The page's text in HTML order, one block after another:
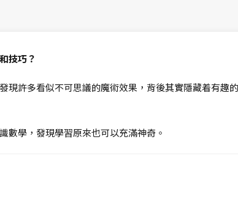
技巧？
現許多看似不可思議的魔術效果，背後其實隱藏着有趣
數學，發現學習原來也可以充滿神奇。